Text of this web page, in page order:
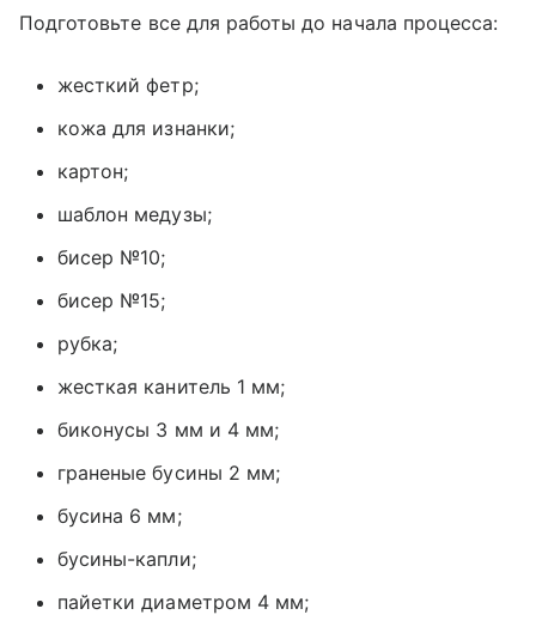
Подготовьте все для работы до начала процесса:
жесткий фетр;
кожа для изнанки;
картон;
шаблон медузы;
бисер №10;
бисер №15;
рубка;
жесткая канитель 1 мм;
биконусы 3 мм и 4 мм;
граненые бусины 2 мм;
бусина 6 мм;
бусины-капли;
пайетки диаметром 4 мм;